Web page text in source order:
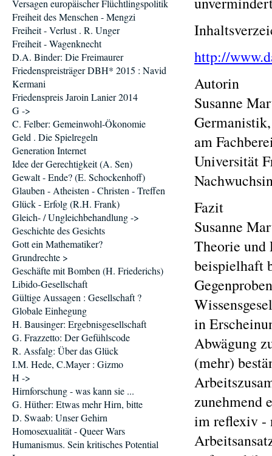
http://
Autorin
Susanne
am
Universität
Fazit
Susanne
Theorie und
beispielhaft
in
Abwägung
(mehr)
zunehmend
im reflexiv -
Versagen europäischer Flüchtlingspolitik
Freiheit des Menschen - Mengzi
Freiheit - Verlust . R. Unger
Freiheit - Wagenknecht
D.A. Binder: Die Freimaurer
Friedenspreisträger DBH* 2015 : Navid
Kermani
Friedenspreis Jaroin Lanier 2014
G ->
C. Felber: Gemeinwohl-Ökonomie
Geld . Die Spielregeln
Generation Internet
Idee der Gerechtigkeit (A. Sen)
Gewalt - Ende? (E. Schockenhoff)
Glauben - Atheisten - Christen - Treffen
Glück - Erfolg (R.H. Frank)
Gleich- / Ungleichbehandlung ->
Geschichte des Gesichts
Gott ein Mathematiker?
Grundrechte >
Geschäfte mit Bomben (H. Friederichs)
Libido-Gesellschaft
Gültige Aussagen : Gesellschaft ?
Globale Einhegung
H. Bausinger: Ergebnisgesellschaft
G. Frazzetto: Der Gefühlscode
R. Assfalg: Über das Glück
I.M. Hede, C.Mayer : Gizmo
H ->
Hirnforschung - was kann sie ...
G. Hüther: Etwas mehr Hirn, bitte
D. Swaab: Unser Gehirn
Homosexualität - Queer Wars
Humanismus. Sein kritisches Potential